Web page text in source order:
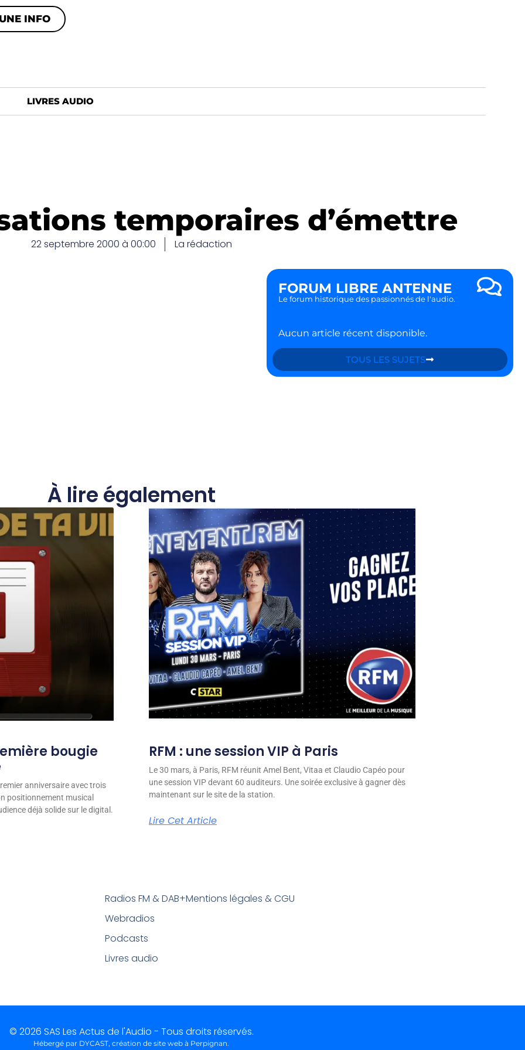
INFO
LIVRES AUDIO
temporaires d’émettre
22 septembre 2000 à 00:00 La rédaction
FORUM LIBRE ANTENNE
Le forum historique des passionnés de l'audio.
Aucun article récent disponible.
TOUS LES SUJETS
À lire également
bougie
anniversaire avec trois
positionnement musical
déjà solide sur le digital.
RFM : une session VIP à Paris
Le 30 mars, à Paris, RFM réunit Amel Bent, Vitaa et Claudio Capéo pour
une session VIP devant 60 auditeurs. Une soirée exclusive à gagner dès
maintenant sur le site de la station.
Lire Cet Article
Radios FM & DAB+
Webradios
Podcasts
Livres audio
Mentions légales & CGU
© 2026 SAS Les Actus de l'Audio - Tous droits réservés.
Hébergé par DYCAST, création de site web à Perpignan.